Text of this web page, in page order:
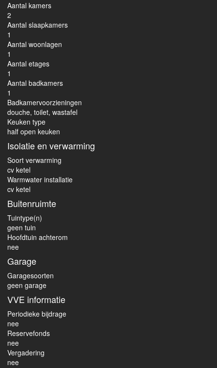
Aantal kamers
2
Aantal slaapkamers
1
Aantal woonlagen
1
Aantal etages
1
Aantal badkamers
1
Badkamervoorzieningen
douche, toilet, wastafel
Keuken type
half open keuken
Isolatie en verwarming
Soort verwarming
cv ketel
Warmwater installatie
cv ketel
Buitenruimte
Tuintype(n)
geen tuin
Hoofdtuin achterom
nee
Garage
Garagesoorten
geen garage
VVE informatie
Periodieke bijdrage
nee
Reservefonds
nee
Vergadering
nee